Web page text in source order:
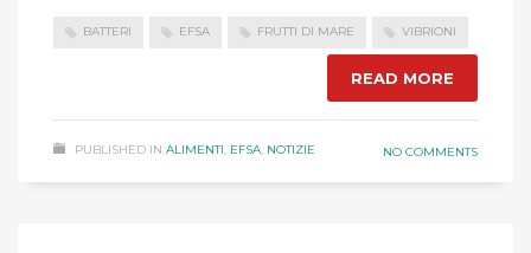
BATTERI EFSA FRUTTI DI MARE VIBRIONI
READ MORE
PUBLISHED IN ALIMENTI, EFSA, NOTIZIE NO COMMENTS